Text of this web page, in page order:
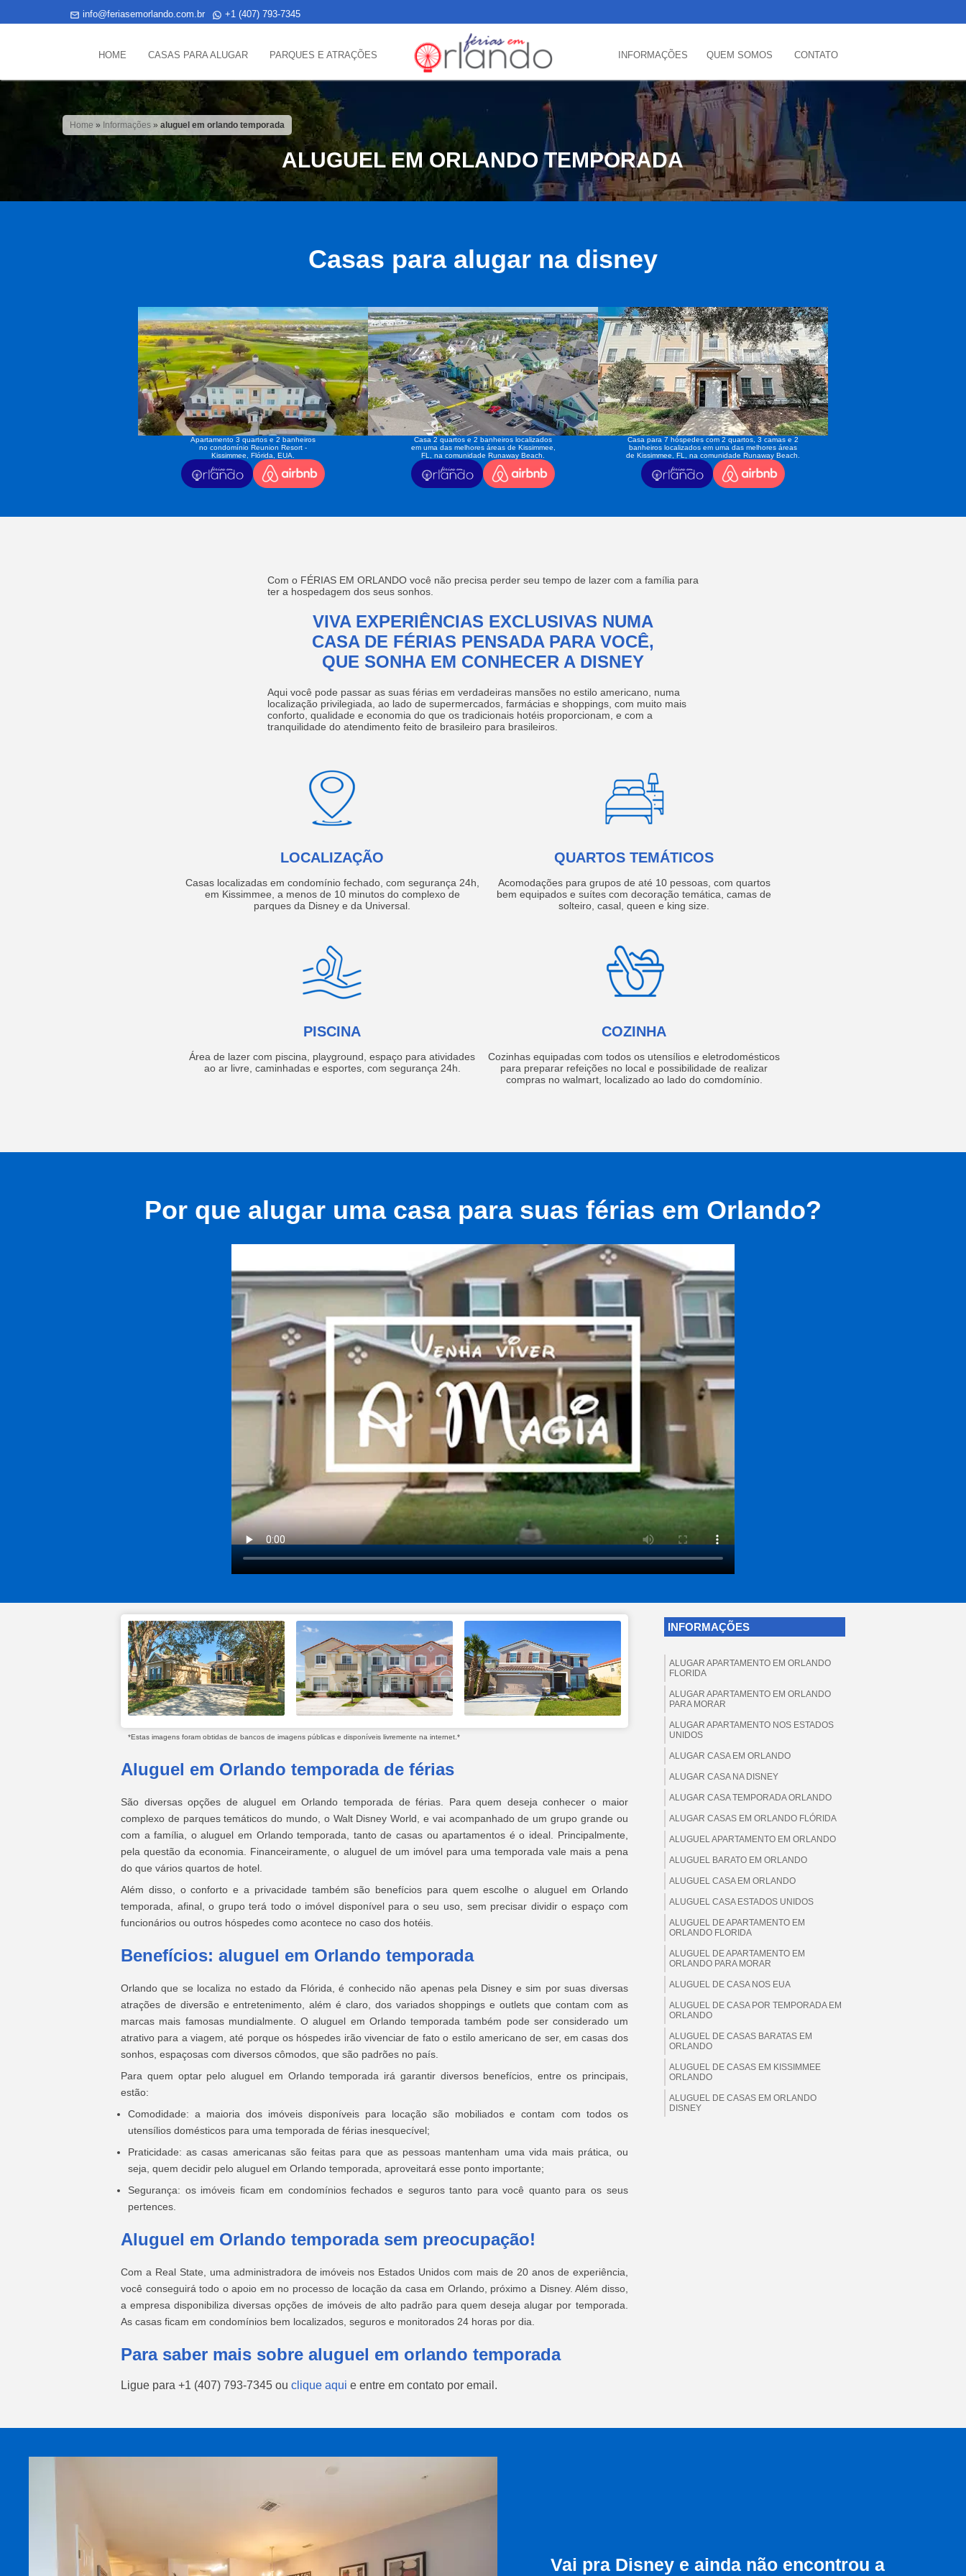
info@feriasemorlando.com.br +1 (407) 793-7345
HOME CASAS PARA ALUGAR PARQUES E ATRAÇÕES INFORMAÇÕES QUEM SOMOS CONTATO
Home » Informações »aluguel em orlando temporada
ALUGUEL EM ORLANDO TEMPORADA
Casas para alugar na disney
Apartamento 3 quartos e 2 banheiros
no condomínio Reunion Resort -
Kissimmee, Flórida, EUA.
Casa 2 quartos e 2 banheiros localizados
em uma das melhores áreas de Kissimmee,
FL, na comunidade Runaway Beach.
Casa para 7 hóspedes com 2 quartos, 3 camas e 2
banheiros localizados em uma das melhores áreas
de Kissimmee, FL, na comunidade Runaway Beach.
Com o FÉRIAS EM ORLANDO você não precisa perder seu tempo de lazer com a família para
ter a hospedagem dos seus sonhos.
VIVA EXPERIÊNCIAS EXCLUSIVAS NUMA
CASA DE FÉRIAS PENSADA PARA VOCÊ,
QUE SONHA EM CONHECER A DISNEY
Aqui você pode passar as suas férias em verdadeiras mansões no estilo americano, numa
localização privilegiada, ao lado de supermercados, farmácias e shoppings, com muito mais
conforto, qualidade e economia do que os tradicionais hotéis proporcionam, e com a
tranquilidade do atendimento feito de brasileiro para brasileiros.
LOCALIZAÇÃO
Casas localizadas em condomínio fechado, com segurança 24h,
em Kissimmee, a menos de 10 minutos do complexo de
parques da Disney e da Universal.
QUARTOS TEMÁTICOS
Acomodações para grupos de até 10 pessoas, com quartos
bem equipados e suítes com decoração temática, camas de
solteiro, casal, queen e king size.
PISCINA
Área de lazer com piscina, playground, espaço para atividades
ao ar livre, caminhadas e esportes, com segurança 24h.
COZINHA
Cozinhas equipadas com todos os utensílios e eletrodomésticos
para preparar refeições no local e possibilidade de realizar
compras no walmart, localizado ao lado do comdomínio.
Por que alugar uma casa para suas férias em Orlando?
*Estas imagens foram obtidas de bancos de imagens públicas e disponíveis livremente na internet.*
Aluguel em Orlando temporada de férias
São diversas opções de aluguel em Orlando temporada de férias. Para quem deseja conhecer o maior
complexo de parques temáticos do mundo, o Walt Disney World, e vai acompanhado de um grupo grande ou
com a família, o aluguel em Orlando temporada, tanto de casas ou apartamentos é o ideal. Principalmente,
pela questão da economia. Financeiramente, o aluguel de um imóvel para uma temporada vale mais a pena
do que vários quartos de hotel.
Além disso, o conforto e a privacidade também são benefícios para quem escolhe o aluguel em Orlando
temporada, afinal, o grupo terá todo o imóvel disponível para o seu uso, sem precisar dividir o espaço com
funcionários ou outros hóspedes como acontece no caso dos hotéis.
Benefícios: aluguel em Orlando temporada
Orlando que se localiza no estado da Flórida, é conhecido não apenas pela Disney e sim por suas diversas
atrações de diversão e entretenimento, além é claro, dos variados shoppings e outlets que contam com as
marcas mais famosas mundialmente. O aluguel em Orlando temporada também pode ser considerado um
atrativo para a viagem, até porque os hóspedes irão vivenciar de fato o estilo americano de ser, em casas dos
sonhos, espaçosas com diversos cômodos, que são padrões no país.
Para quem optar pelo aluguel em Orlando temporada irá garantir diversos benefícios, entre os principais,
estão:
Comodidade: a maioria dos imóveis disponíveis para locação são mobiliados e contam com todos os
utensílios domésticos para uma temporada de férias inesquecível;
Praticidade: as casas americanas são feitas para que as pessoas mantenham uma vida mais prática, ou
seja, quem decidir pelo aluguel em Orlando temporada, aproveitará esse ponto importante;
Segurança: os imóveis ficam em condomínios fechados e seguros tanto para você quanto para os seus
pertences.
Aluguel em Orlando temporada sem preocupação!
Com a Real State, uma administradora de imóveis nos Estados Unidos com mais de 20 anos de experiência,
você conseguirá todo o apoio em no processo de locação da casa em Orlando, próximo a Disney. Além disso,
a empresa disponibiliza diversas opções de imóveis de alto padrão para quem deseja alugar por temporada.
As casas ficam em condomínios bem localizados, seguros e monitorados 24 horas por dia.
Para saber mais sobre aluguel em orlando temporada
Ligue para +1 (407) 793-7345 ou clique aqui e entre em contato por email.
INFORMAÇÕES
ALUGAR APARTAMENTO EM ORLANDO
FLORIDA
ALUGAR APARTAMENTO EM ORLANDO
PARA MORAR
ALUGAR APARTAMENTO NOS ESTADOS
UNIDOS
ALUGAR CASA EM ORLANDO
ALUGAR CASA NA DISNEY
ALUGAR CASA TEMPORADA ORLANDO
ALUGAR CASAS EM ORLANDO FLÓRIDA
ALUGUEL APARTAMENTO EM ORLANDO
ALUGUEL BARATO EM ORLANDO
ALUGUEL CASA EM ORLANDO
ALUGUEL CASA ESTADOS UNIDOS
ALUGUEL DE APARTAMENTO EM
ORLANDO FLORIDA
ALUGUEL DE APARTAMENTO EM
ORLANDO PARA MORAR
ALUGUEL DE CASA NOS EUA
ALUGUEL DE CASA POR TEMPORADA EM
ORLANDO
ALUGUEL DE CASAS BARATAS EM
ORLANDO
ALUGUEL DE CASAS EM KISSIMMEE
ORLANDO
ALUGUEL DE CASAS EM ORLANDO
DISNEY
ALUGUEL POR TEMPORADA ORLANDO
Vai pra Disney e ainda não encontrou a